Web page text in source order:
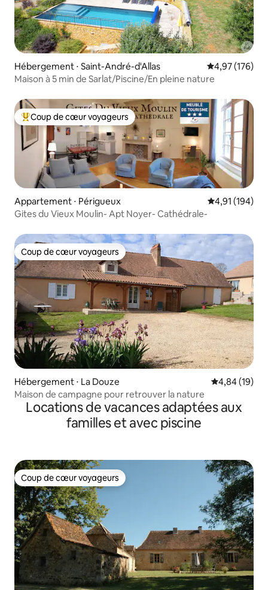
Hébergement ⋅ Saint-André-d'Allas Évaluation
4,97 (176)
Maison à 5 min de Sarlat/Piscine/En pleine nature
Coups de cœur voyageurs les plus appréciés
Coup de cœur voyageurs
Appartement ⋅ Périgueux Évaluation
4,91 (194)
Gites du Vieux Moulin- Apt Noyer- Cathédrale-
Coup de cœur voyageurs
Coup de cœur voyageurs
Hébergement ⋅ La Douze Évaluation
4,84 (19)
Maison de campagne pour retrouver la nature
Locations de vacances adaptées aux
familles et avec piscine
Coup de cœur voyageurs
Coup de cœur voyageurs